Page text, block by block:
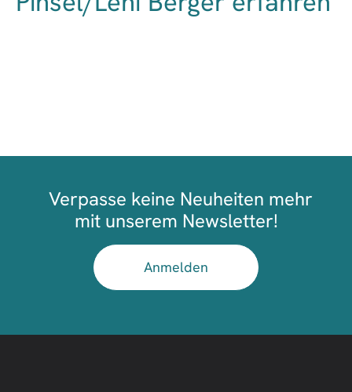
Verpasse keine Neuheiten mehr
mit unserem Newsletter!
Anmelden